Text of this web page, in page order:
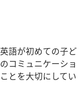
語が初めての子ど
コミュニケーショ
とを大切にしてい